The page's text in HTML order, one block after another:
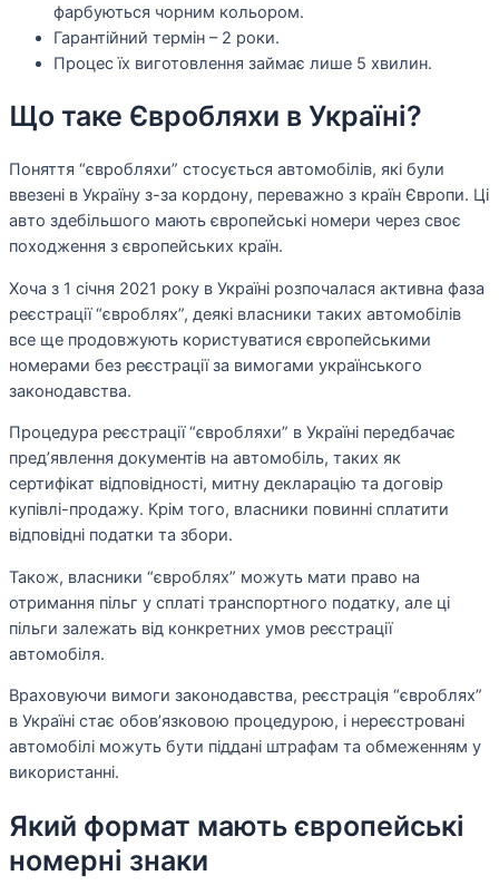
фарбуються чорним кольором.
Гарантійний термін – 2 роки.
Процес їх виготовлення займає лише 5 хвилин.
Що таке Євробляхи в Україні?
Поняття “євробляхи” стосується автомобілів, які були
ввезені в Україну з-за кордону, переважно з країн Європи. Ці
авто здебільшого мають європейські номери через своє
походження з європейських країн.
Хоча з 1 січня 2021 року в Україні розпочалася активна фаза
реєстрації “євроблях”, деякі власники таких автомобілів
все ще продовжують користуватися європейськими
номерами без реєстрації за вимогами українського
законодавства.
Процедура реєстрації “євробляхи” в Україні передбачає
пред’явлення документів на автомобіль, таких як
сертифікат відповідності, митну декларацію та договір
купівлі-продажу. Крім того, власники повинні сплатити
відповідні податки та збори.
Також, власники “євроблях” можуть мати право на
отримання пільг у сплаті транспортного податку, але ці
пільги залежать від конкретних умов реєстрації
автомобіля.
Враховуючи вимоги законодавства, реєстрація “євроблях”
в Україні стає обов’язковою процедурою, і нереєстровані
автомобілі можуть бути піддані штрафам та обмеженням у
використанні.
Який формат мають європейські
номерні знаки